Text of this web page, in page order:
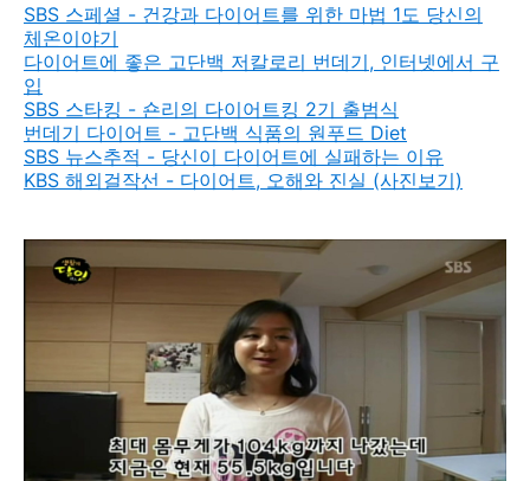
SBS 스페셜 - 건강과 다이어트를 위한 마법 1도 당신의
체온이야기
다이어트에 좋은 고단백 저칼로리 번데기, 인터넷에서 구
입
SBS 스타킹 - 숀리의 다이어트킹 2기 출범식
번데기 다이어트 - 고단백 식품의 원푸드 Diet
SBS 뉴스추적 - 당신이 다이어트에 실패하는 이유
KBS 해외걸작선 - 다이어트, 오해와 진실 (사진보기)